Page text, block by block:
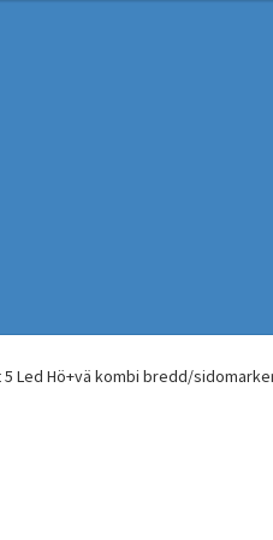
Led Hö+vä kombi bredd/